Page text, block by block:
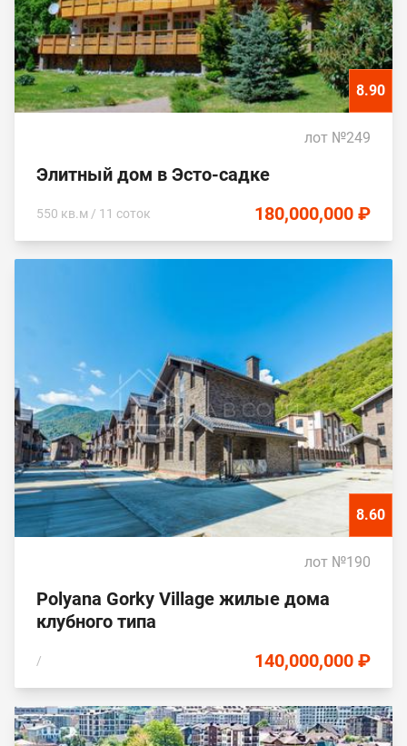
8.90
лот №249
Элитный дом в Эсто-садке
550 кв.м / 11 соток 180,000,000 ₽
8.60
лот №190
Polyana Gorky Village жилые дома
клубного типа
/ 140,000,000 ₽